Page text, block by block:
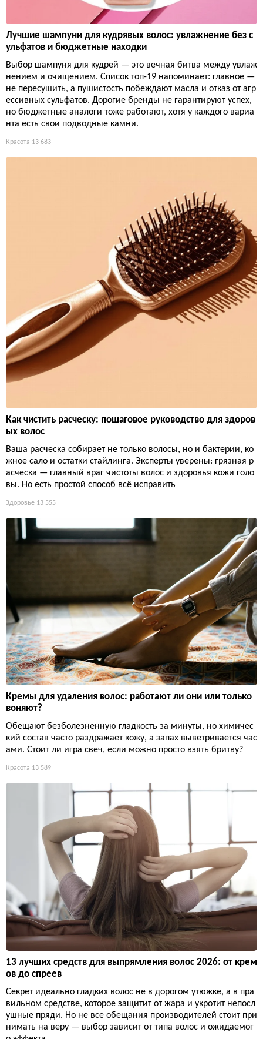
Лучшие шампуни для кудрявых волос: увлажнение без с
ульфатов и бюджетные находки
Выбор шампуня для кудрей — это вечная битва между увлаж
нением и очищением. Список топ-19 напоминает: главное —
не пересушить, а пушистость побеждают масла и отказ от агр
ессивных сульфатов. Дорогие бренды не гарантируют успех,
но бюджетные аналоги тоже работают, хотя у каждого вариа
нта есть свои подводные камни.
Красота 13 683
Как чистить расческу: пошаговое руководство для здоров
ых волос
Ваша расческа собирает не только волосы, но и бактерии, ко
жное сало и остатки стайлинга. Эксперты уверены: грязная р
асческа — главный враг чистоты волос и здоровья кожи голо
вы. Но есть простой способ всё исправить
Здоровье 13 555
Кремы для удаления волос: работают ли они или только
воняют?
Обещают безболезненную гладкость за минуты, но химичес
кий состав часто раздражает кожу, а запах выветривается час
ами. Стоит ли игра свеч, если можно просто взять бритву?
Красота 13 589
13 лучших средств для выпрямления волос 2026: от крем
ов до спреев
Секрет идеально гладких волос не в дорогом утюжке, а в пра
вильном средстве, которое защитит от жара и укротит непосл
ушные пряди. Но не все обещания производителей стоит при
нимать на веру — выбор зависит от типа волос и ожидаемог